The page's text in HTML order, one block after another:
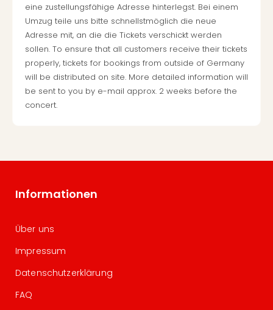
eine zustellungsfähige Adresse hinterlegst. Bei einem
Umzug teile uns bitte schnellstmöglich die neue
Adresse mit, an die die Tickets verschickt werden
sollen. To ensure that all customers receive their tickets
properly, tickets for bookings from outside of Germany
will be distributed on site. More detailed information will
be sent to you by e-mail approx. 2 weeks before the
concert.
Informationen
Über uns
Impressum
Datenschutzerklärung
FAQ